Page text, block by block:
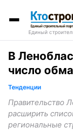
Единый
В
число
Тенденции
Правительство
расширить
региональные